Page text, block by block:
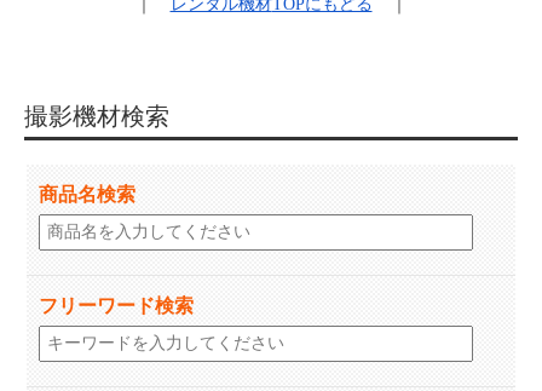
レンタル機材TOPにもどる
撮影機材検索
商品名検索
フリーワード検索